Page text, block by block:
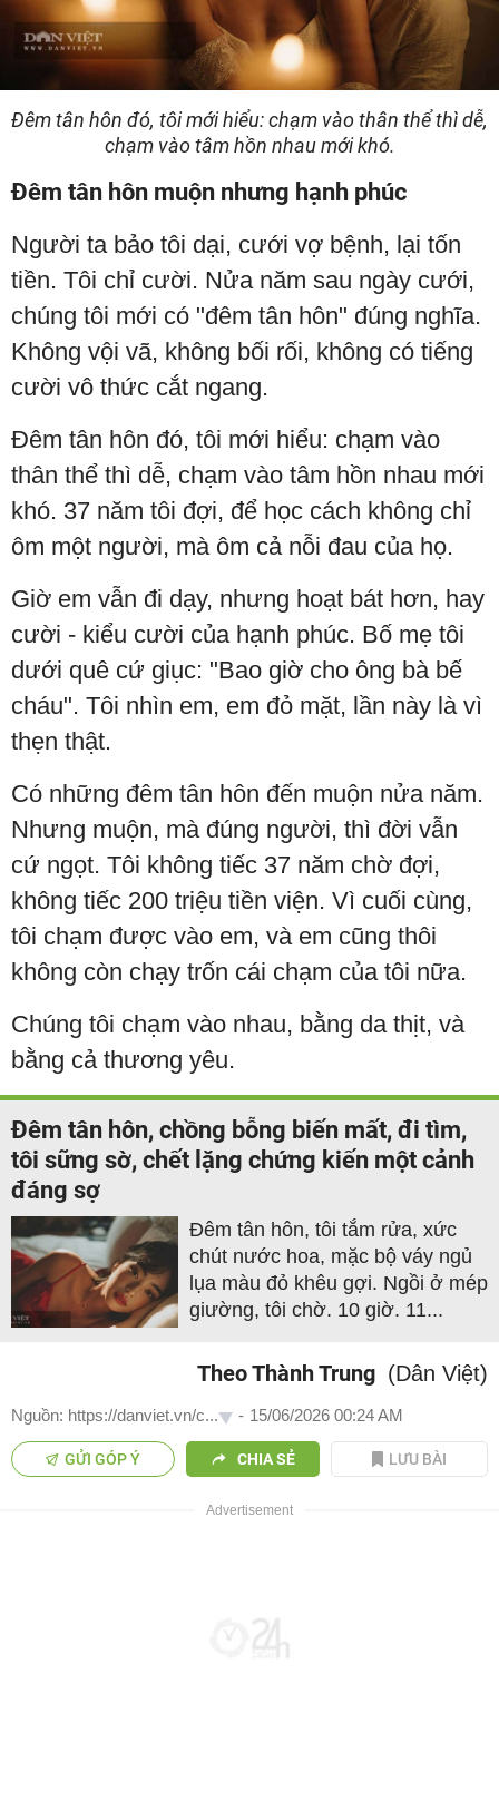
Đêm tân hôn đó, tôi mới hiểu: chạm vào thân thể thì dễ,
chạm vào tâm hồn nhau mới khó.
Đêm tân hôn muộn nhưng hạnh phúc
Người ta bảo tôi dại, cưới vợ bệnh, lại tốn
tiền. Tôi chỉ cười. Nửa năm sau ngày cưới,
chúng tôi mới có "đêm tân hôn" đúng nghĩa.
Không vội vã, không bối rối, không có tiếng
cười vô thức cắt ngang.
Đêm tân hôn đó, tôi mới hiểu: chạm vào
thân thể thì dễ, chạm vào tâm hồn nhau mới
khó. 37 năm tôi đợi, để học cách không chỉ
ôm một người, mà ôm cả nỗi đau của họ.
Giờ em vẫn đi dạy, nhưng hoạt bát hơn, hay
cười - kiểu cười của hạnh phúc. Bố mẹ tôi
dưới quê cứ giục: "Bao giờ cho ông bà bế
cháu". Tôi nhìn em, em đỏ mặt, lần này là vì
thẹn thật.
Có những đêm tân hôn đến muộn nửa năm.
Nhưng muộn, mà đúng người, thì đời vẫn
cứ ngọt. Tôi không tiếc 37 năm chờ đợi,
không tiếc 200 triệu tiền viện. Vì cuối cùng,
tôi chạm được vào em, và em cũng thôi
không còn chạy trốn cái chạm của tôi nữa.
Chúng tôi chạm vào nhau, bằng da thịt, và
bằng cả thương yêu.
Đêm tân hôn, chồng bỗng biến mất, đi tìm,
tôi sững sờ, chết lặng chứng kiến một cảnh
đáng sợ
Đêm tân hôn, tôi tắm rửa, xức
chút nước hoa, mặc bộ váy ngủ
lụa màu đỏ khêu gợi. Ngồi ở mép
giường, tôi chờ. 10 giờ. 11...
Theo Thành Trung (Dân Việt)
Nguồn: https://danviet.vn/c... - 15/06/2026 00:24 AM
GỬI GÓP Ý CHIA SẺ LƯU BÀI